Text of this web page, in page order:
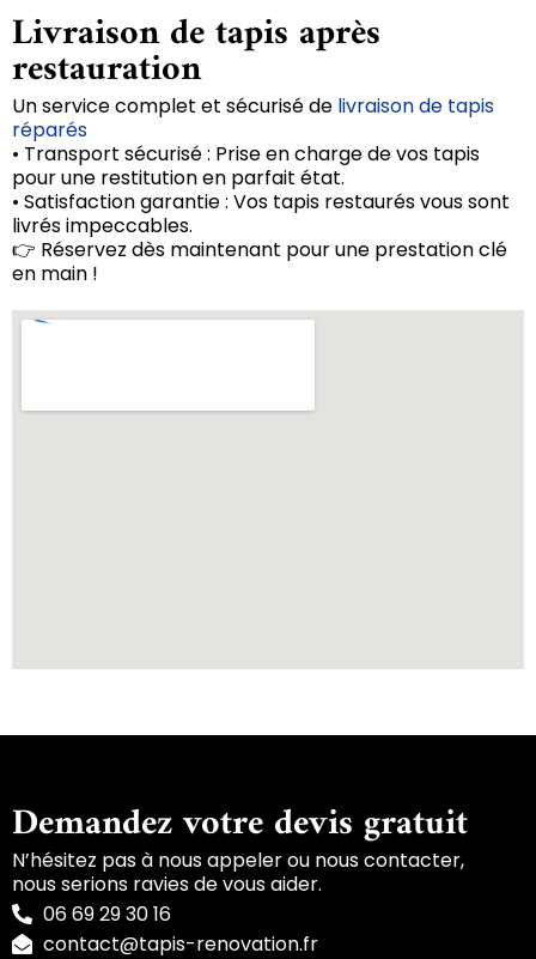
Livraison de tapis après
restauration
Un service complet et sécurisé de livraison de tapis
réparés
• Transport sécurisé : Prise en charge de vos tapis
pour une restitution en parfait état.
• Satisfaction garantie : Vos tapis restaurés vous sont
livrés impeccables.
👉 Réservez dès maintenant pour une prestation clé
en main !
Demandez votre devis gratuit
N’hésitez pas à nous appeler ou nous contacter,
nous serions ravies de vous aider.
06 69 29 30 16
contact@tapis-renovation.fr